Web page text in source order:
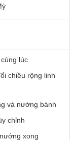
chọn giữa 3 chế
lạnh nhanh
đến giòn
lúc
chiều rộng linh
và nướng bánh
chỉnh
xong